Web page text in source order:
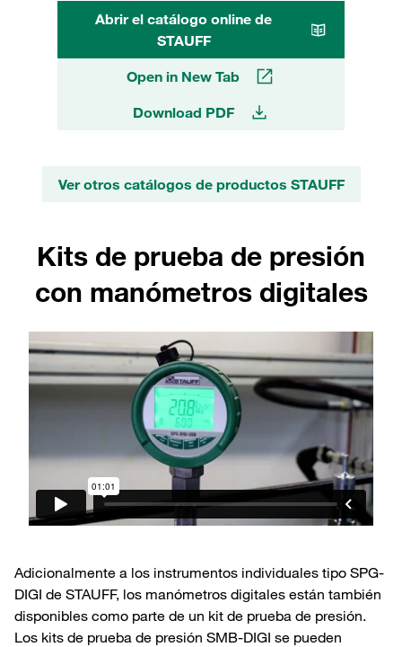
Abrir el catálogo online de
STAUFF
Open in New Tab
Download PDF
Ver otros catálogos de productos STAUFF
Kits de prueba de presión
con manómetros digitales
Adicionalmente a los instrumentos individuales tipo SPG-
DIGI de STAUFF, los manómetros digitales están también
disponibles como parte de un kit de prueba de presión.
Los kits de prueba de presión SMB-DIGI se pueden